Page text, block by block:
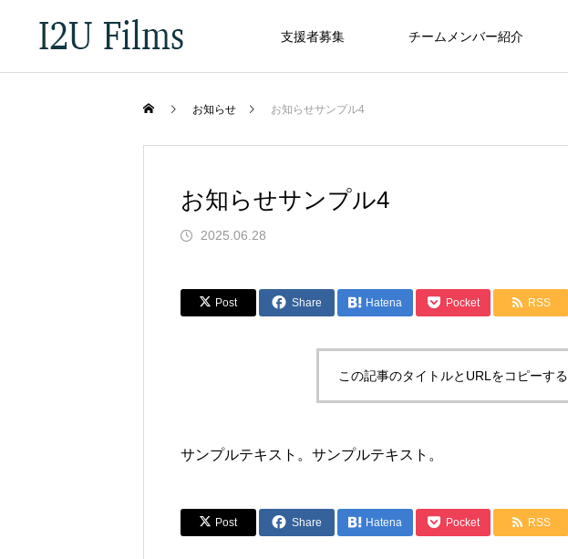
支援者募集 チームメンバー紹介
お知らせ お知らせサンプル4
お知らせサンプル4
2025.06.28
Post Share Hatena Pocket RSS
この記事のタイトルとURLをコピーする
サンプルテキスト。サンプルテキスト。
Post Share Hatena Pocket RSS